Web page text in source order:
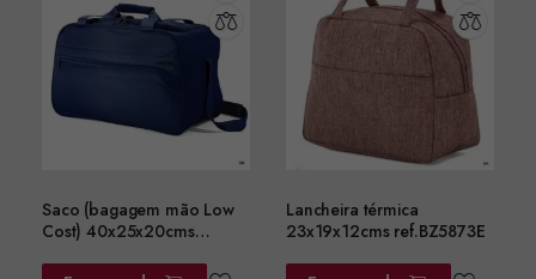
Saco (bagagem mão Low
Cost) 40x25x20cms
Lancheira térmica
23x19x12cms ref.BZ5873E